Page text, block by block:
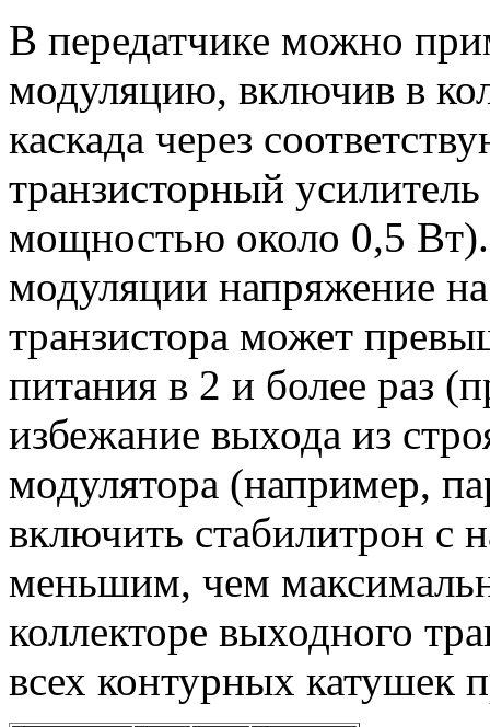
В передатчике можно
модуляцию, включив в
каскада через
транзисторный
мощностью около 0,5
модуляции напряжение
транзистора может
питания в 2 и более раз
избежание выхода из
модулятора (например,
включить стабилитрон с
меньшим, чем
коллекторе выходного
всех контурных катушек